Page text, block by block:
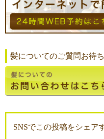
髪についてのご質問お待
SNSでこの投稿をシェア